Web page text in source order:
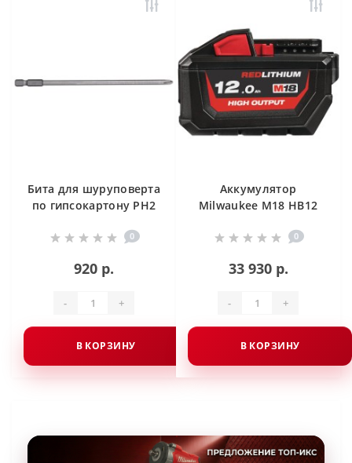
Бита для шуруповерта
по гипсокартону PH2
0
920 р.
- +
В КОРЗИНУ
Аккумулятор
Milwaukee M18 HB12
0
33 930 р.
- +
В КОРЗИНУ